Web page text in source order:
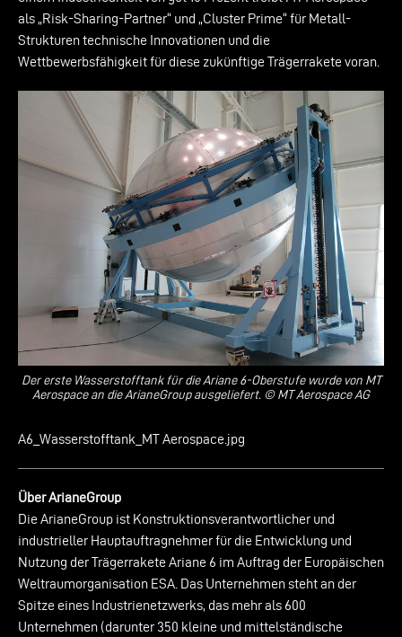
als „Risk-Sharing-Partner“ und „Cluster Prime“ für Metall-
Strukturen technische Innovationen und die
Wettbewerbsfähigkeit für diese zukünftige Trägerrakete voran.
Der erste Wasserstofftank für die Ariane 6-Oberstufe wurde von MT
Aerospace an die ArianeGroup ausgeliefert. © MT Aerospace AG
A6_Wasserstofftank_MT Aerospace.jpg
Über ArianeGroup
Die ArianeGroup ist Konstruktionsverantwortlicher und
industrieller Hauptauftragnehmer für die Entwicklung und
Nutzung der Trägerrakete Ariane 6 im Auftrag der Europäischen
Weltraumorganisation ESA. Das Unternehmen steht an der
Spitze eines Industrienetzwerks, das mehr als 600
Unternehmen (darunter 350 kleine und mittelständische